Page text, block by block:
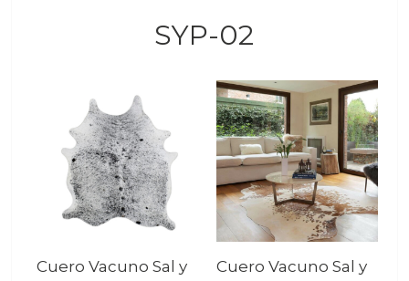
SYP-02
Cuero Vacuno Sal y
Cuero Vacuno Sal y